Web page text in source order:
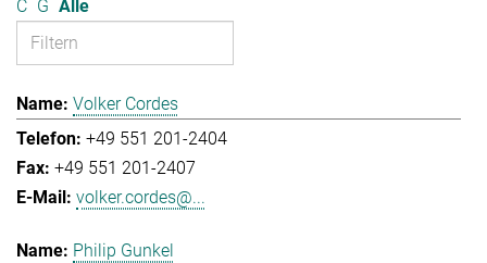
C G Alle
Volker Cordes
+49 551 201-2404
+49 551 201-2407
volker.cordes@...
Philip Gunkel